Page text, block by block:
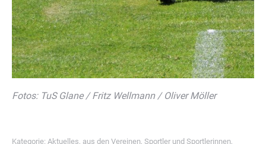
Fotos: TuS Glane / Fritz Wellmann / Oliver Möller
Kategorie: Aktuelles, aus den Vereinen, Sportler und Sportlerinnen,